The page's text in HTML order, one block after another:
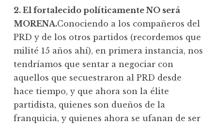
2. El fortalecido políticamente NO será
MORENA.Conociendo a los compañeros del
PRD y de los otros partidos (recordemos que
milité 15 años ahí), en primera instancia, nos
tendríamos que sentar a negociar con
aquellos que secuestraron al PRD desde
hace tiempo, y que ahora son la élite
partidista, quienes son dueños de la
franquicia, y quienes ahora se ufanan de ser